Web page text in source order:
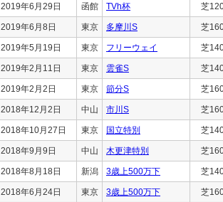
2019年6月29日 函館 TVh杯 芝
2019年6月8日 東京 多摩川S 芝
2019年5月19日 東京 フリーウェイ 芝
2019年2月11日 東京 雲雀S 芝
2019年2月2日 東京 節分S 芝
2018年12月2日 中山 市川S 芝
2018年10月27日 東京 国立特別 芝
2018年9月9日 中山 木更津特別 芝
2018年8月18日 新潟 3歳上500万下 芝
2018年6月24日 東京 3歳上500万下 芝